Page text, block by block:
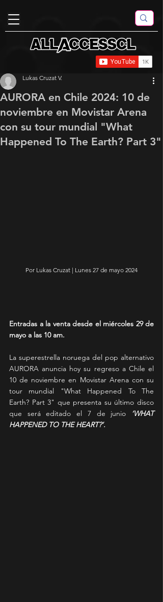
AURORA en Chile 2024: 10 de
noviembre en Movistar Arena
con su tour mundial "What
Happened To The Earth? Part 3"
Lukas Cruzat V.
Por Lukas Cruzat | Lunes 27 de mayo 2024
Entradas a la venta desde el miércoles 29 de
mayo a las 10 am.
La superestrella noruega del pop alternativo
AURORA anuncia hoy su regreso a Chile el
10 de noviembre en Movistar Arena con su
tour mundial "What Happened To The
Earth? Part 3" que presenta su último disco
que será editado el 7 de junio
‘WHAT
HAPPENED TO THE HEART?’.